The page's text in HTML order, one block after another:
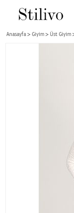
Anasayfa Giyim Üst Giyim